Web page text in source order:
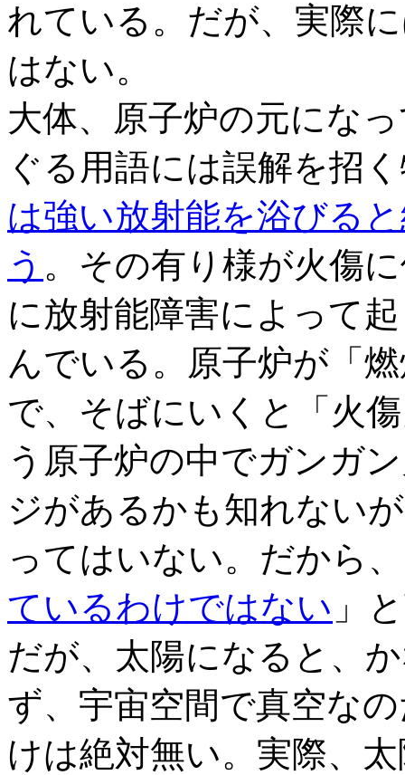
れている。だが、実際
はない。
大体、原子炉の元にな
ぐる用語には誤解を招
は強い放射能を浴びる
う 。その有り様が火傷
に放射能障害によって
んでいる。原子炉が「
で、そばにいくと「火
う原子炉の中でガンガ
ジがあるかも知れない
ってはいない。だから
ているわけではない 」
だが、太陽になると、
ず、宇宙空間で真空な
けは絶対無い。実際、